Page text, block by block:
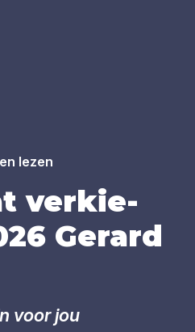
lezen
ver­kie­
Gerard
voor jou